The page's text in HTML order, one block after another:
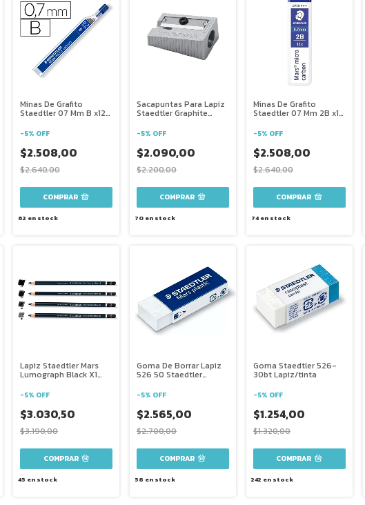
Minas De Grafito
Staedtler 07 Mm B x12
-5% OFF
$2.508,00
$2.640,00
62 en stock
Sacapuntas Para Lapiz
Staedtler Graphite
-5% OFF
$2.090,00
$2.200,00
70en stock
Minas De Grafito
Staedtler 07 Mm 2B x12
-5% OFF
$2.508,00
$2.640,00
74en stock
Lapiz Staedtler Mars
Lumograph Black X1
-5% OFF
$3.030,50
$3.190,00
COMPRAR
45 en stock
Goma De Borrar Lapiz
526 50 Staedtler
-5% OFF
$2.565,00
$2.700,00
58 en stock
Goma Staedtler 526-
30bt Lapiz/tinta
-5% OFF
$1.254,00
$1.320,00
242 en stock